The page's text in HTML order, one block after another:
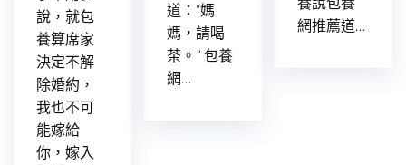
說，就包
養算席家
決定不解
除婚約，
我也不可
能嫁給
你，嫁入
道：“媽
媽，請喝
茶。” 包養
網…
網推薦道…